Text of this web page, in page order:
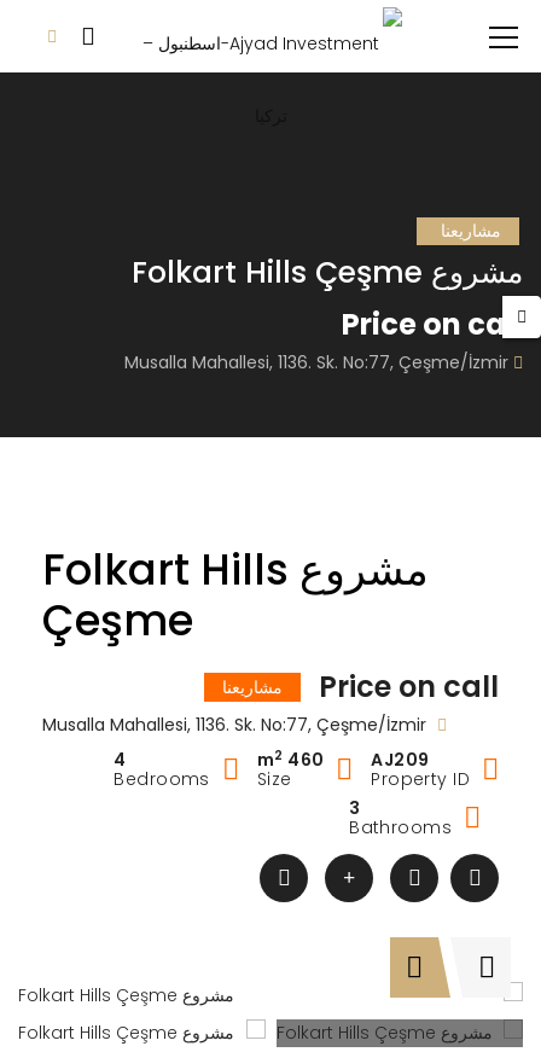
مشاريعنا
مشروع Folkart Hills Çeşme
Price on call
Musalla Mahallesi, 1136. Sk. No:77, Çeşme/İzmir
مشروع Folkart Hills
Çeşme
Price on call
مشاريعنا
Musalla Mahallesi, 1136. Sk. No:77, Çeşme/İzmir
AJ209
Property ID
460 m
2
Size
4
Bedrooms
3
Bathrooms